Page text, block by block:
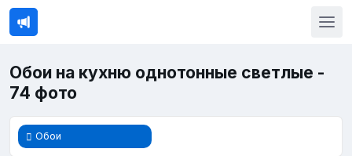
Обои на кухню однотонные светлые -
74 фото
Обои